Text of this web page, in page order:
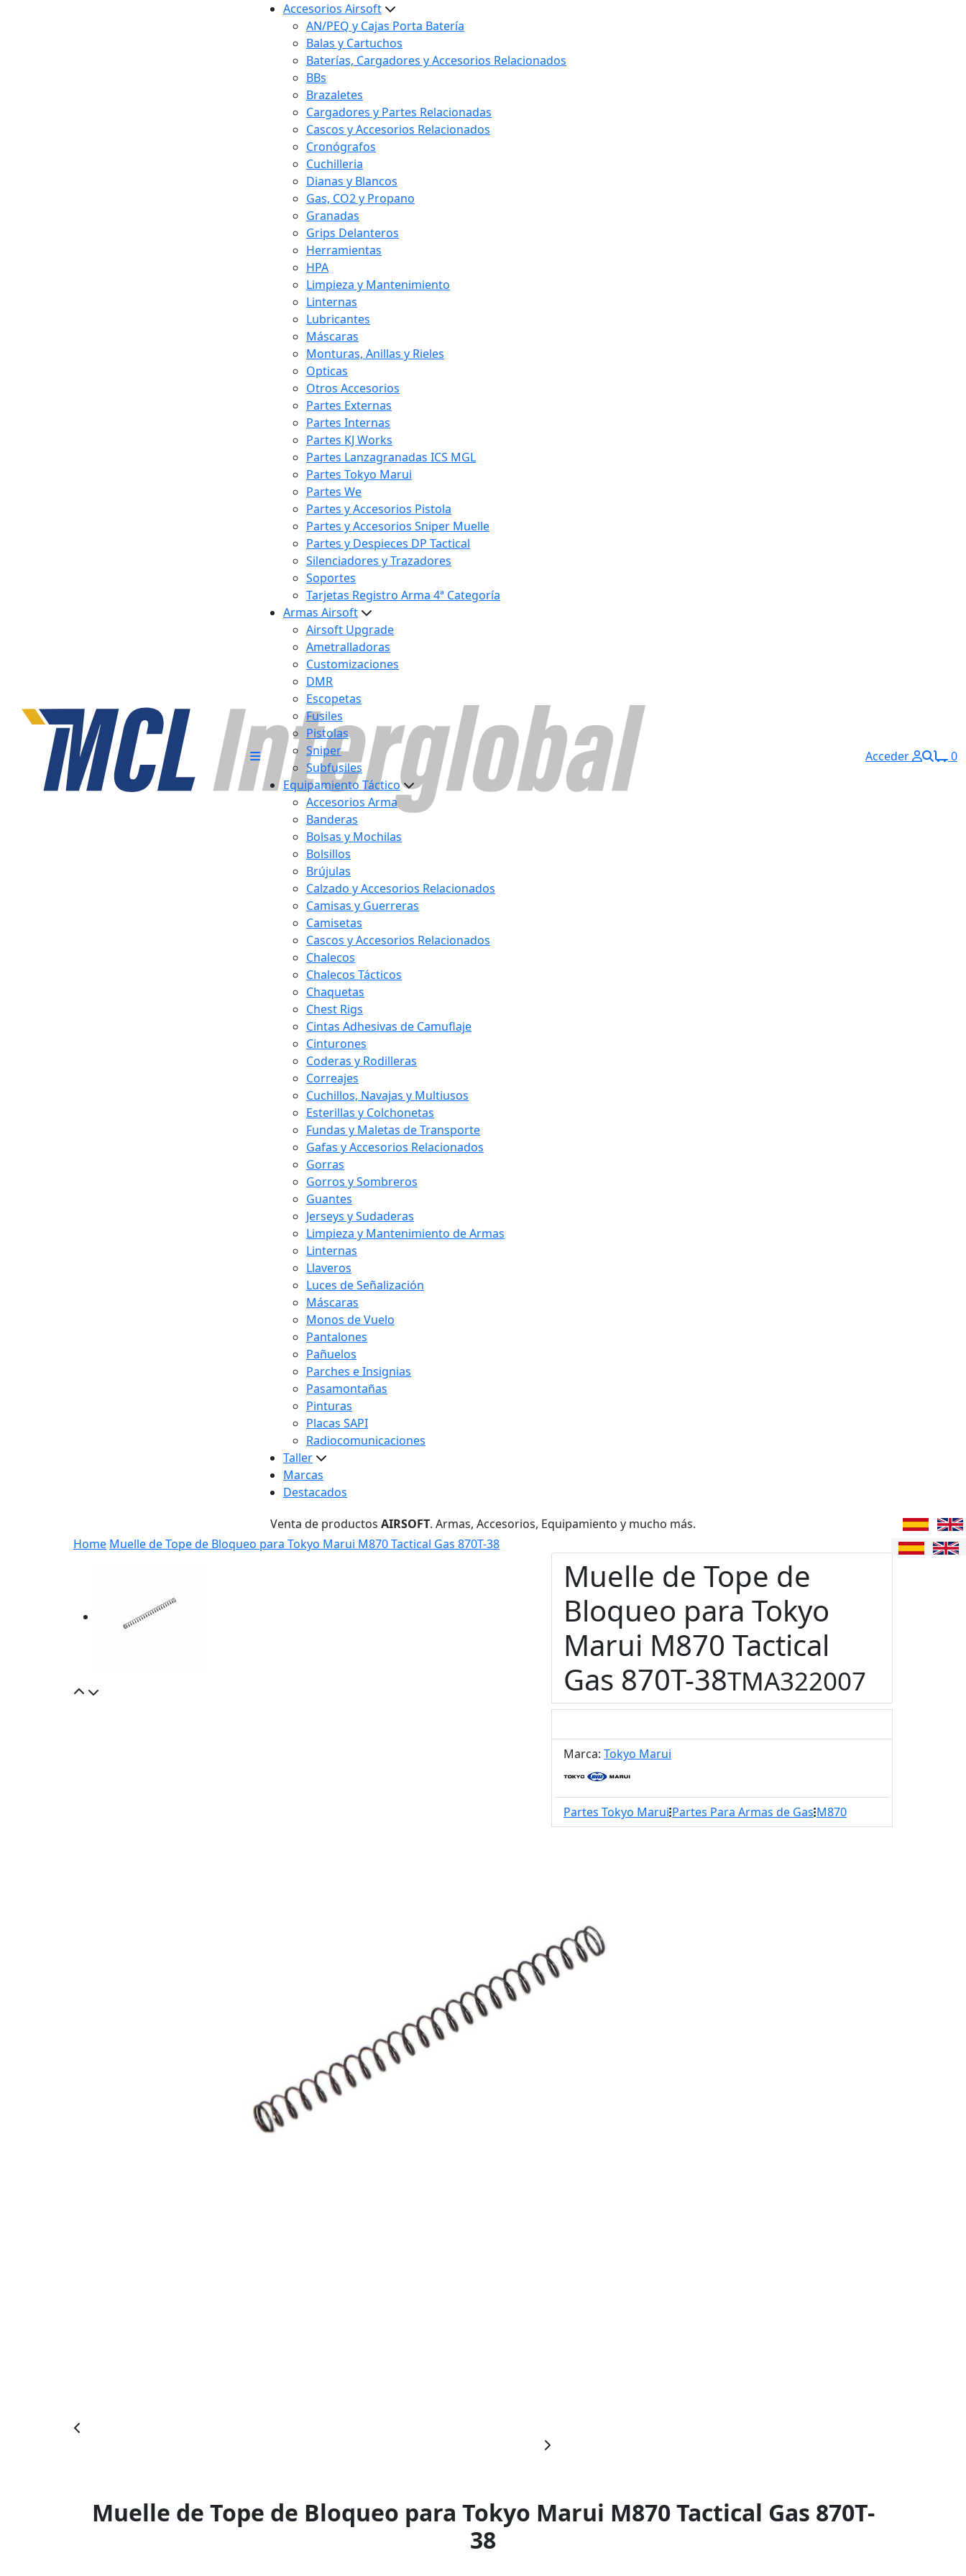
Accesorios Airsoft
AN/PEQ y Cajas Porta Batería
Balas y Cartuchos
Baterías, Cargadores y Accesorios Relacionados
BBs
Brazaletes
Cargadores y Partes Relacionadas
Cascos y Accesorios Relacionados
Cronógrafos
Cuchilleria
Dianas y Blancos
Gas, CO2 y Propano
Granadas
Grips Delanteros
Herramientas
HPA
Limpieza y Mantenimiento
Linternas
Lubricantes
Máscaras
Monturas, Anillas y Rieles
Opticas
Otros Accesorios
Partes Externas
Partes Internas
Partes KJ Works
Partes Lanzagranadas ICS MGL
Partes Tokyo Marui
Partes We
Partes y Accesorios Pistola
Partes y Accesorios Sniper Muelle
Partes y Despieces DP Tactical
Silenciadores y Trazadores
Soportes
Tarjetas Registro Arma 4ª Categoría
Armas Airsoft
Airsoft Upgrade
Ametralladoras
Customizaciones
DMR
Escopetas
Fusiles
Pistolas
Sniper
Subfusiles
Equipamiento Táctico
Accesorios Arma
Banderas
Bolsas y Mochilas
Bolsillos
Brújulas
Calzado y Accesorios Relacionados
Camisas y Guerreras
Camisetas
Cascos y Accesorios Relacionados
Chalecos
Chalecos Tácticos
Chaquetas
Chest Rigs
Cintas Adhesivas de Camuflaje
Cinturones
Coderas y Rodilleras
Correajes
Cuchillos, Navajas y Multiusos
Esterillas y Colchonetas
Fundas y Maletas de Transporte
Gafas y Accesorios Relacionados
Gorras
Gorros y Sombreros
Guantes
Jerseys y Sudaderas
Limpieza y Mantenimiento de Armas
Linternas
Llaveros
Luces de Señalización
Máscaras
Monos de Vuelo
Pantalones
Pañuelos
Parches e Insignias
Pasamontañas
Pinturas
Placas SAPI
Radiocomunicaciones
Taller
Marcas
Destacados
Acceder 0
Venta de productos AIRSOFT. Armas, Accesorios, Equipamiento y mucho más.
Home Muelle de Tope de Bloqueo para Tokyo Marui M870 Tactical Gas 870T-38
Muelle de Tope de
Bloqueo para Tokyo
Marui M870 Tactical
Gas 870T-38TMA322007
Marca: Tokyo Marui
Partes Tokyo Marui Partes Para Armas de Gas M870
Muelle de Tope de Bloqueo para Tokyo Marui M870 Tactical Gas 870T-
38